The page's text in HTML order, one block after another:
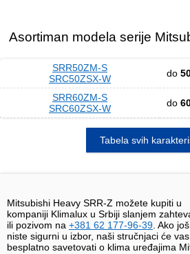
Asortiman modela serije
SRR50ZМ-S
SRC50ZSX-W
do
SRR60ZМ-S
SRC60ZSX-W
do
Tabela svih
Mitsubishi Heavy SRR-Z možete kupiti u
kompaniji Klimalux u Srbiji slanjem
ili pozivom na +381 62 177-96-39 . Ako još
niste sigurni u izbor, naši stručnjaci će vas
besplatno savetovati o klima uređajima